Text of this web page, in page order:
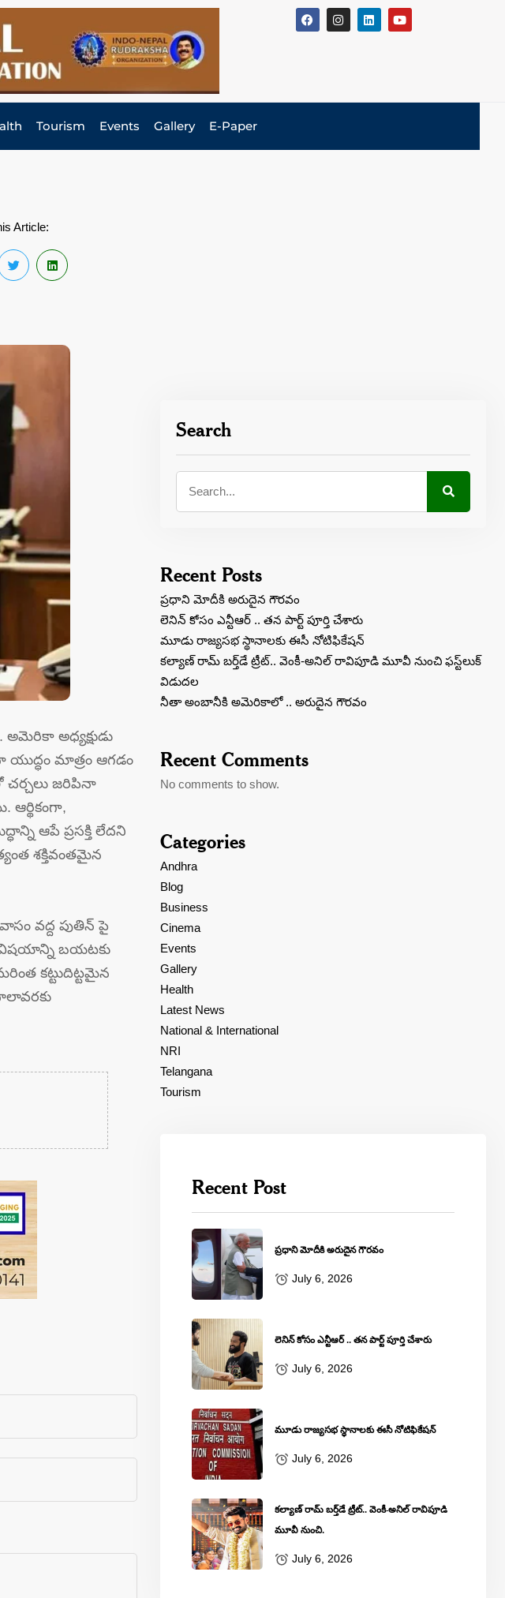
Tourism Events Gallery E-Paper
Article:
అధ్యక్షుడు
యుద్ధం మాత్రం ఆగడం
చర్చలు జరిపినా
ఆర్థికంగా,
ఆపే ప్రసక్తి లేదని
శక్తివంతమైన
వద్ద పుతిన్ పై
బయటకు
కట్టుదిట్టమైన
Search
Recent Posts
ప్రధాని మోదీకి అరుదైన గౌరవం
లెనిన్‌ కోసం ఎన్టీఆర్‌ .. తన పార్ట్‌ పూర్తి చేశారు
మూడు రాజ్యసభ స్థానాలకు ఈసీ నోటిఫికేషన్
కల్యాణ్ రామ్ బ‌ర్త్‌డే ట్రీట్‌.. వెంకీ-అనిల్ రావిపూడి మూవీ నుంచి ఫస్ట్‌లుక్
విడుద‌ల‌
నీతా అంబానీకి అమెరికాలో .. అరుదైన గౌరవం
Recent Comments
No comments to show.
Categories
Andhra
Blog
Business
Cinema
Events
Gallery
Health
Latest News
National & International
NRI
Telangana
Tourism
Recent Post
ప్రధాని మోదీకి అరుదైన గౌరవం
July 6, 2026
లెనిన్‌ కోసం ఎన్టీఆర్‌ .. తన పార్ట్‌ పూర్తి చేశారు
July 6, 2026
మూడు రాజ్యసభ స్థానాలకు ఈసీ నోటిఫికేషన్
July 6, 2026
కల్యాణ్ రామ్ బ‌ర్త్‌డే ట్రీట్‌.. వెంకీ-అనిల్ రావిపూడి
మూవీ నుంచి.
July 6, 2026